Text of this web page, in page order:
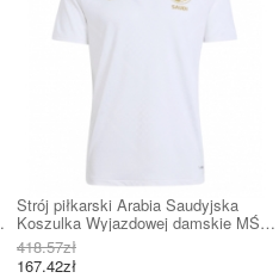
Strój piłkarski Arabia Saudyjska
Koszulka Wyjazdowej damskie MŚ
2026 Krótki Rękaw
418.57zł
167.42zł